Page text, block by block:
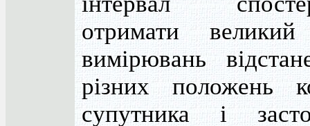
отримати
вимірювань
різних положень
супутника і